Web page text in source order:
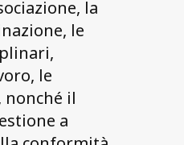
la
le
le
il
a